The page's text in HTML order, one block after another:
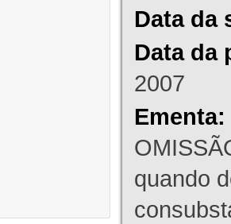
Data da
Data da
2007
Ementa:
quando